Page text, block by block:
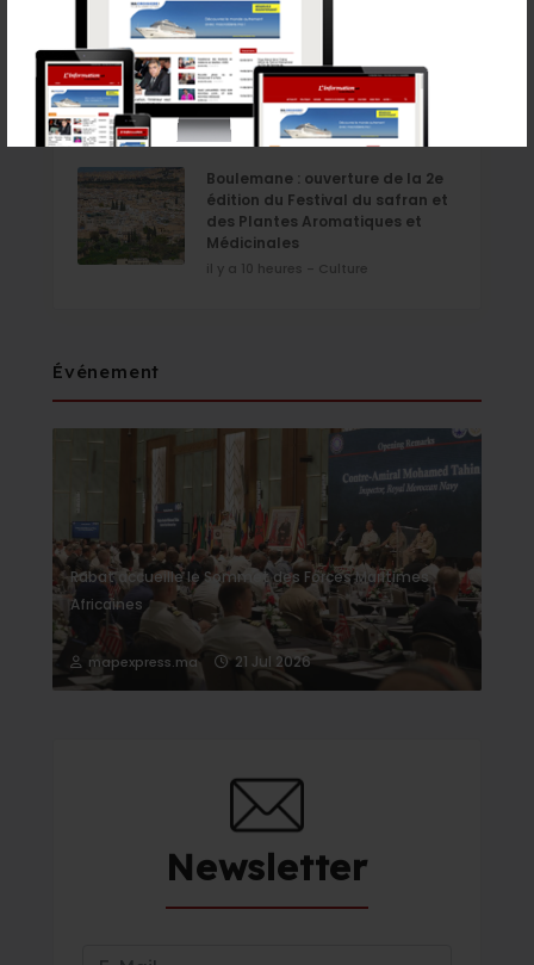
Les Marocains de l’étranger
pourront recourir aux procurations
électroniques pour les élections
de septembre
il y a 10 heures - Politique
Boulemane : ouverture de la 2e
édition du Festival du safran et
des Plantes Aromatiques et
Médicinales
il y a 10 heures - Culture
Événement
Rabat accueille le Sommet des Forces Maritimes
Africaines
mapexpress.ma 21 Jul 2026
Newsletter